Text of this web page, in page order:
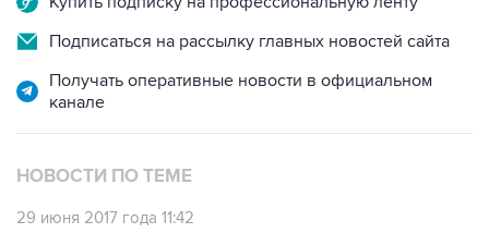
Получать оперативные новости в официальном
НОВОСТИ ПО ТЕМЕ
29 июня 2017 года 11:42
обжаловали решение суда по иску Усманова